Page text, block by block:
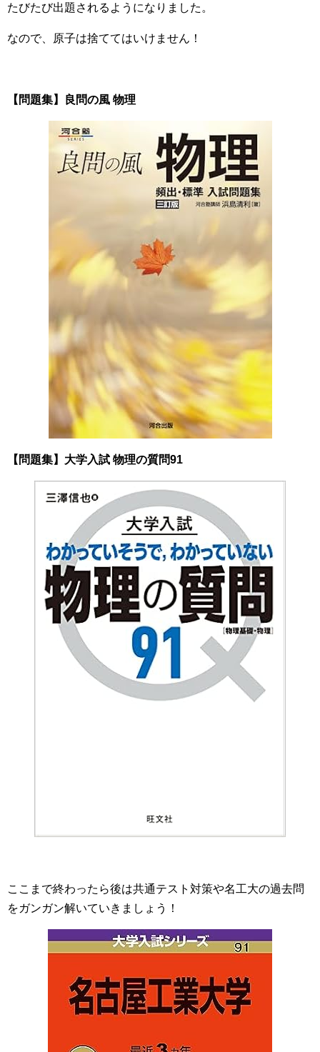
たびたび出題されるようになりました。
なので、原子は捨ててはいけません！
【問題集】良問の風 物理
【問題集】 大学入試 物理の質問91
ここまで終わったら後は共通テスト対策や名工大の過去問
をガンガン解いていきましょう！